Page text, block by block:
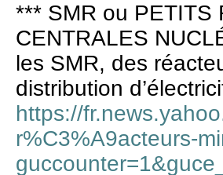
*** SMR ou PETITS
CENTRALES
les SMR, des
distribution
https://
r%C3%A9acteurs-